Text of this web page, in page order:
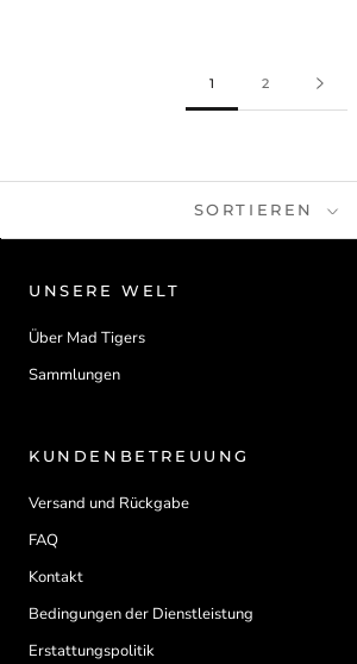
1 2
SORTIEREN
UNSERE WELT
Über Mad Tigers
Sammlungen
KUNDENBETREUUNG
Versand und Rückgabe
FAQ
Kontakt
Bedingungen der Dienstleistung
Erstattungspolitik